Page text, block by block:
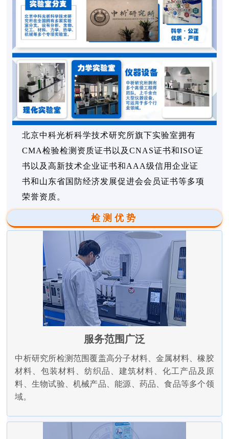
北京中科光析科学技术研究所旗下实验室拥有
CMA检验检测资质证书以及CNAS证书和ISO证
书以及高新技术企业证书和AAA级信用企业证
书和山东省国防经济发展促进会会员证书等多项
荣誉资质。
检测优势
服务范围广泛
中析研究所检测范围覆盖高分子材料、金属材料、橡胶
材料、包装材料、纺织品、建筑材料、化工产品及原
料、生物试验、机械产品、能源、药品、食品等多个领
域。